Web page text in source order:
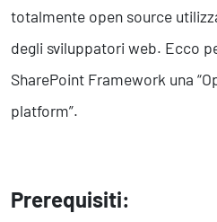
Sviluppo App
Operation
Smart Working
Risk Management
Sistemi di Gestione
totalmente open source
degli sviluppatori web. Ecco
SharePoint Framework una
platform”.
Prerequisiti: